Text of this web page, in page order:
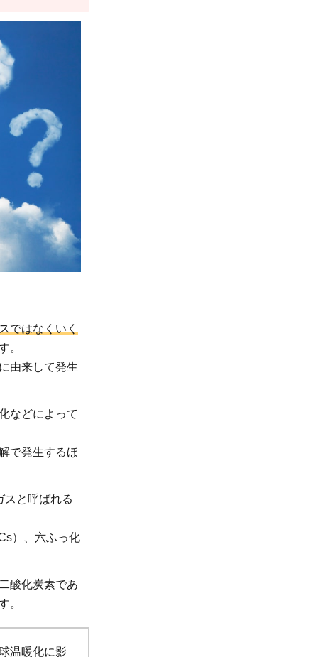
ではなくいく
。
由来して発生
などによって
で発生するほ
スと呼ばれる
）、六ふっ化
酸化炭素であ
。
温暖化に影